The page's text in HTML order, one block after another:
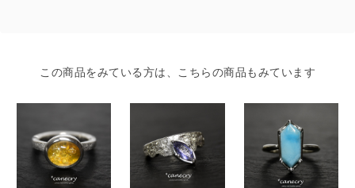
この商品をみている方は、こちらの商品もみています